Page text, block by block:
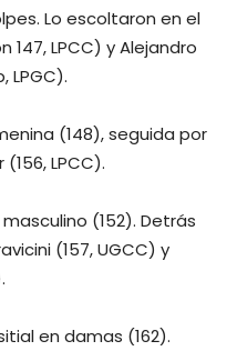
Lo escoltaron en el
LPCC) y Alejandro
LPGC).
(148), seguida por
LPCC).
(152). Detrás
(157, UGCC) y
en damas (162).